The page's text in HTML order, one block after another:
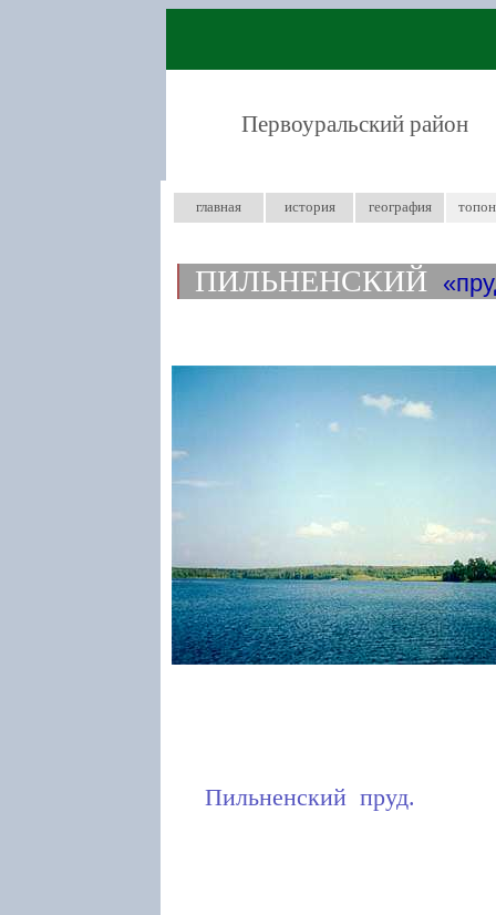
Первоуральский район
главная история география
ПИЛЬНЕНСКИЙ
Пильненский пруд.